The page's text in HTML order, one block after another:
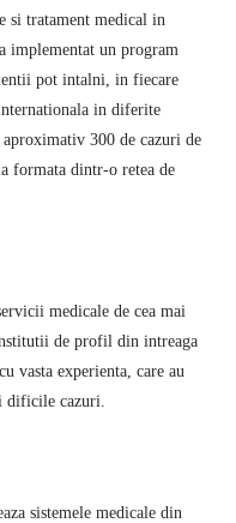
si tratament medical in
implementat un program
pot intalni, in fiecare
in diferite
300 de cazuri de
formata dintr-o retea de
medicale de cea mai
de profil din intreaga
vasta experienta, care au
dificile cazuri.
sistemele medicale din